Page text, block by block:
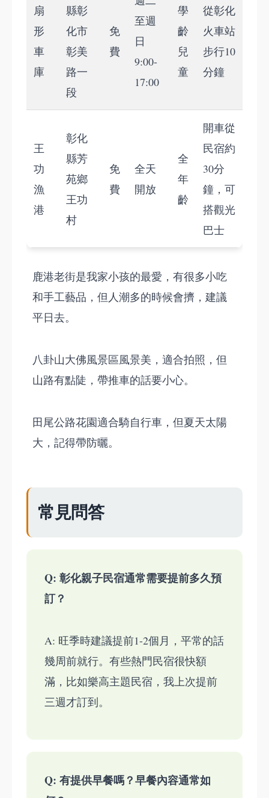
扇
形
車
庫
縣彰
化市
彰美
路一
段
免
費
至週
日
9:00-
17:00
學
齡
兒
童
從彰化
火車站
步行10
分鐘
王
功
漁
港
彰化
縣芳
苑鄉
王功
村
免
費
全天
開放
全
年
齡
開車從
民宿約
30分
鐘，可
搭觀光
巴士
鹿港老街是我家小孩的最愛，有很多小吃
和手工藝品，但人潮多的時候會擠，建議
平日去。
八卦山大佛風景區風景美，適合拍照，但
山路有點陡，帶推車的話要小心。
田尾公路花園適合騎自行車，但夏天太陽
大，記得帶防曬。
常見問答
Q: 彰化親子民宿通常需要提前多久預
訂？
A: 旺季時建議提前1-2個月，平常的話
幾周前就行。有些熱門民宿很快額
滿，比如樂高主題民宿，我上次提前
三週才訂到。
Q: 有提供早餐嗎？早餐內容通常如